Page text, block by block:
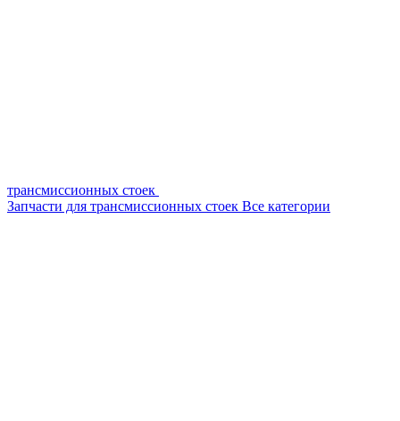
трансмиссионных стоек
Запчасти для трансмиссионных стоек Все категории